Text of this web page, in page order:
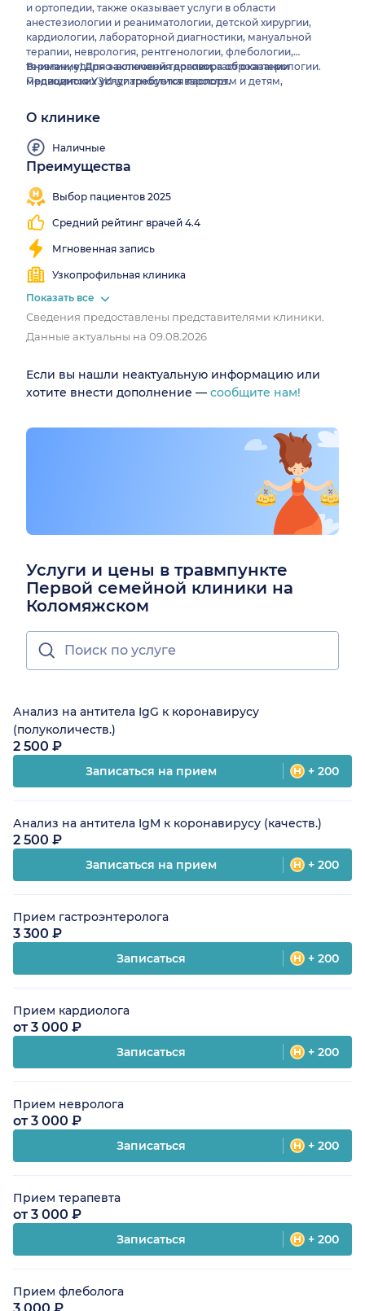
и ортопедии, также оказывает услуги в области
анестезиологии и реаниматологии, детской хирургии,
кардиологии, лабораторной диагностики, мануальной
терапии, неврология, рентгенологии, флебологии,
терапии, ударно-волновой терапии, гастроэнтерологии.
Проводится УЗИ-диагностика взрослым и детям,
диагностика: СМЭКГ, СМАД, ЭКГ. Травмпункт на
Коломяжском находится в 20-ти минутах от метро
Удельная.
Внимание! Для заключения договора об оказании
медицинских услуг требуется паспорт.
О клинике
Наличные
Преимущества
Выбор пациентов 2025
Средний рейтинг врачей 4.4
Мгновенная запись
Узкопрофильная клиника
Работаем
выходные
Показать все
Сведения предоставлены представителями клиники.
Данные актуальны на 09.08.2026
Если вы нашли неактуальную информацию или
хотите внести дополнение — сообщите нам!
Услуги и цены в травмпункте
Первой семейной клиники на
Коломяжском
Анализ на антитела IgG к коронавирусу
(полуколичеств.)
2 500 ₽
Записаться на прием + 200
Анализ на антитела IgM к коронавирусу (качеств.)
2 500 ₽
Записаться на прием + 200
Прием гастроэнтеролога
3 300 ₽
Записаться + 200
Прием кардиолога
от 3 000 ₽
Записаться + 200
Прием невролога
от 3 000 ₽
Записаться + 200
Прием терапевта
от 3 000 ₽
Записаться + 200
Прием флеболога